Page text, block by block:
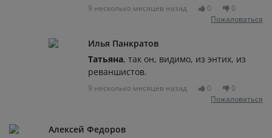
9 несколько месяцев назад 0
0
Пожаловаться
Илья Панкратов
Татьяна, так он, видимо, из энтих, из
реваншистов.
9 несколько месяцев назад 0
0
Пожаловаться
Алексей Федоров